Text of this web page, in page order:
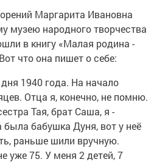
Маргарита Ивановна
музею народного творчества
в книгу «Малая родина -
что она пишет о себе:
1940 года. На начало
Отца я, конечно, не помню.
Тая, брат Саша, я -
бабушка Дуня, вот у неё
раньше шили вручную.
уже 75. У меня 2 детей, 7